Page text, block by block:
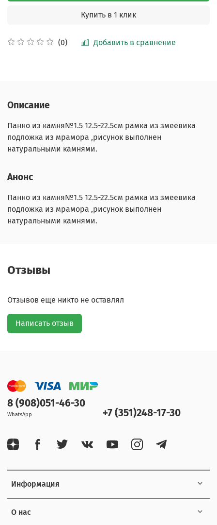
(0) Добавить в сравнение
Купить в 1 клик
Описание
Панно из камня№1.5 12.5-22.5см рамка из змеевика
подложка из мрамора ,рисунок выполнен
натуральными камнями.
Анонс
Панно из камня№1.5 12.5-22.5см рамка из змеевика
подложка из мрамора ,рисунок выполнен
натуральными камнями.
Отзывы
Отзывов еще никто не оставлял
Написать отзыв
Информация
О нас
8 (908)051-46-30
WhatsApp +7 (351)248-17-30